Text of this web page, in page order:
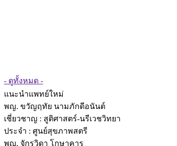
- ดูทั้งหมด -
แนะนำแพทย์ใหม่
พญ. ขวัญฤทัย นามภักดีอนันต์
เชี่ยวชาญ : สูติศาสตร์-นรีเวชวิทยา
ประจำ : ศูนย์สุขภาพสตรี
พญ. จักรวิดา โกษาคาร